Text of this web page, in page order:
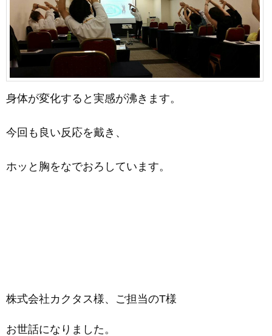
身体が変化すると実感が沸きます。
今回も良い反応を戴き、
ホッと胸をなでおろしています。
株式会社カクタス様、ご担当のT様
お世話になりました。